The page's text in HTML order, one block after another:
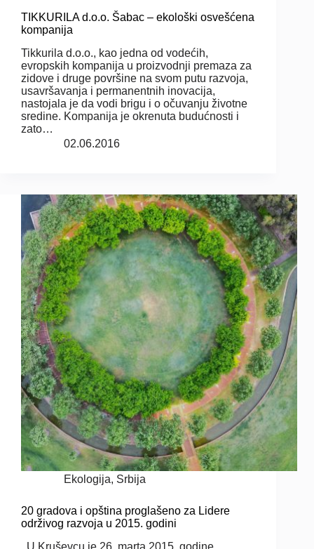
TIKKURILA d.o.o. Šabac – ekološki osvešćena
kompanija
Tikkurila d.o.o., kao jedna od vodećih,
evropskih kompanija u proizvodnji premaza za
zidove i druge površine na svom putu razvoja,
usavršavanja i permanentnih inovacija,
nastojala je da vodi brigu i o očuvanju životne
sredine. Kompanija je okrenuta budućnosti i
zato…
02.06.2016
Ekologija, Srbija
20 gradova i opština proglašeno za Lidere
održivog razvoja u 2015. godini
U Kruševcu je 26. marta 2015. godine